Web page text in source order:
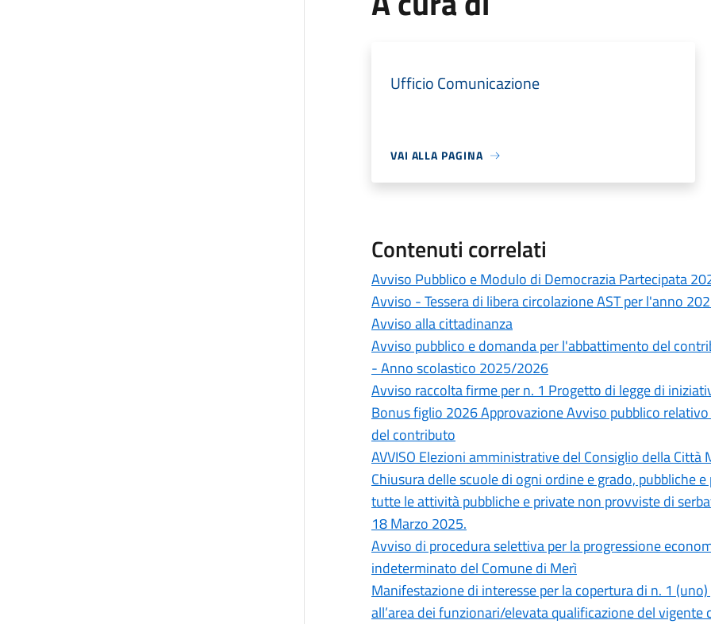
Ufficio Comunicazione
VAI ALLA PAGINA
Contenuti correlati
Avviso Pubblico e Modulo di Democrazia Partecipata
Avviso - Tessera di libera circolazione AST per l'anno
Avviso alla cittadinanza
Avviso pubblico e domanda per l'abbattimento del
- Anno scolastico 2025/2026
Avviso raccolta firme per n. 1 Progetto di legge di
Bonus figlio 2026 Approvazione Avviso pubblico
del contributo
AVVISO Elezioni amministrative del Consiglio della
Chiusura delle scuole di ogni ordine e grado, pubbliche
tutte le attività pubbliche e private non provviste di
18 Marzo 2025.
Avviso di procedura selettiva per la progressione
indeterminato del Comune di Merì
Manifestazione di interesse per la copertura di n. 1
all’area dei funzionari/elevata qualificazione del vigente